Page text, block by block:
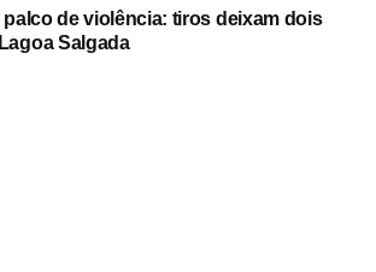
palco de violência: tiros deixam dois
Salgada